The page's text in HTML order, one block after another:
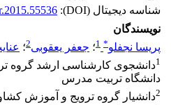
شناسه دیجیتال (DOI):
نویسندگان
پریسا نجفلو*
1؛ جعفر یعقوبی2؛
1دانشجوی کارشناسی ارشد گروه
دانشگاه تربیت مدرس
2دانشیار گروه ترویج و آموزش